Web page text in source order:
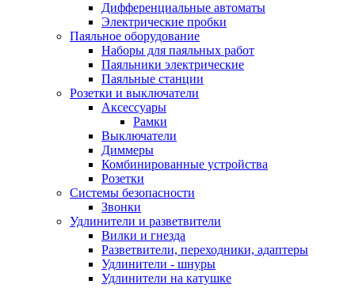
Дифференциальные автоматы
Электрические пробки
Паяльное оборудование
Наборы для паяльных работ
Паяльники электрические
Паяльные станции
Розетки и выключатели
Аксессуары
Рамки
Выключатели
Диммеры
Комбинированные устройства
Розетки
Системы безопасности
Звонки
Удлинители и разветвители
Вилки и гнезда
Разветвители, переходники, адаптеры
Удлинители - шнуры
Удлинители на катушке